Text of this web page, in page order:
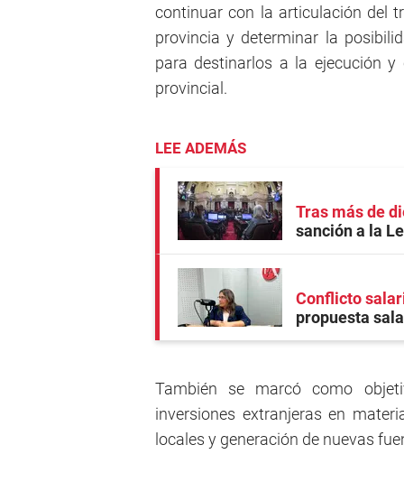
continuar con la articulación del
provincia y determinar la
para destinarlos a la ejecución
provincial.
LEE ADEMÁS
Tras más de
sanción a la
Conflicto
propuesta
También se marcó como
inversiones extranjeras en
locales y generación de nuevas